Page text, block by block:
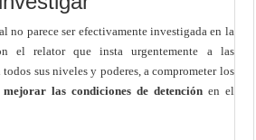
no parece ser efectivamente investigada en la
el relator que insta urgentemente a las
sus niveles y poderes, a comprometer los
las condiciones de detenciónen el